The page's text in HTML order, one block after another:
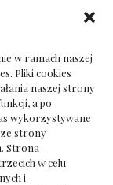
w ramach naszej
Pliki cookies
naszej strony
a po
wykorzystywane
strony
Strona
w celu
i
biura
jak wybrać bez